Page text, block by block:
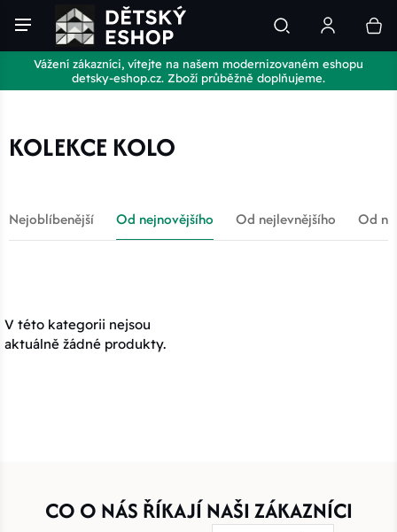
Vážení zákazníci, vítejte na našem modernizovaném eshopu
detsky-eshop.cz. Zboží průběžně doplňujeme.
KOLEKCE KOLO
Nejoblíbenější Od nejnovějšího Od nejlevnějšího Od
V této kategorii nejsou
aktuálně žádné produkty.
CO O NÁS ŘÍKAJÍ NAŠI ZÁKAZNÍCI